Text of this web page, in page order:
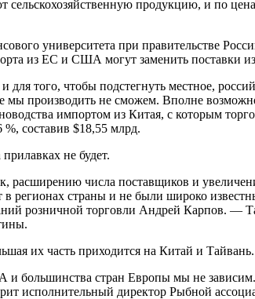
сельскохозяйственную продукцию, и по
университета при правительстве
из ЕС и США могут заменить поставки
для того, чтобы подстегнуть местное,
мы производить не сможем. Вполне
импортом из Китая, с которым
составив $18,55 млрд.
не будет.
расширению числа поставщиков и
в регионах страны и не были широко
розничной торговли Андрей Карпов. —
их часть приходится на Китай и Тайвань.
стран Европы мы не зависим.
исполнительный директор Рыбной